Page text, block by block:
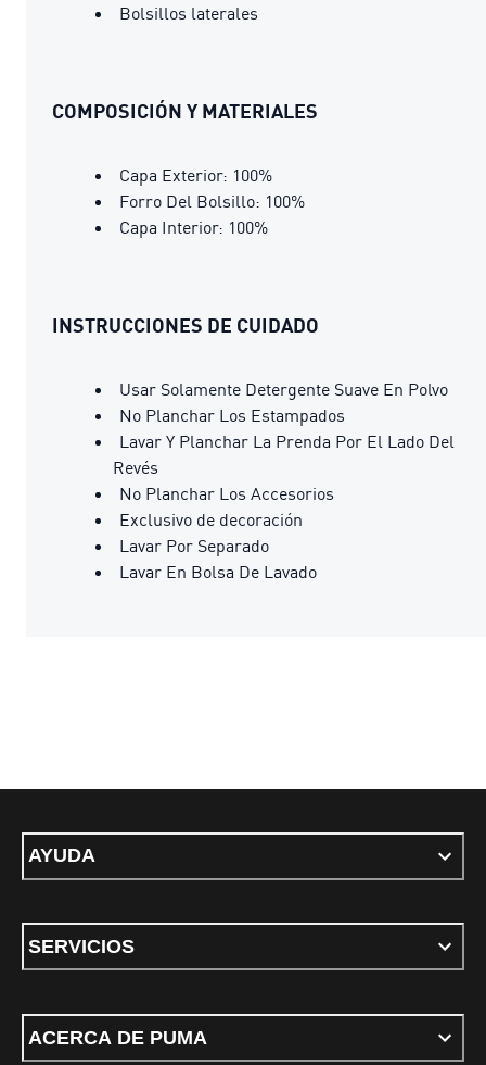
Bolsillos laterales
COMPOSICIÓN Y MATERIALES
Capa Exterior: 100%
Forro Del Bolsillo: 100%
Capa Interior: 100%
INSTRUCCIONES DE CUIDADO
Usar Solamente Detergente Suave En Polvo
No Planchar Los Estampados
Lavar Y Planchar La Prenda Por El Lado Del
Revés
No Planchar Los Accesorios
Exclusivo de decoración
Lavar Por Separado
Lavar En Bolsa De Lavado
AYUDA
SERVICIOS
ACERCA DE PUMA